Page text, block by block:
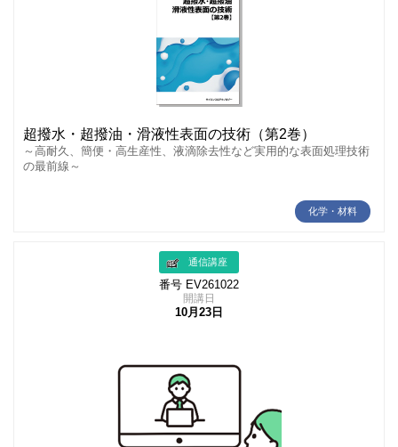
超撥水・超撥油・滑液性表面の技術（第2巻）
～高耐久、簡便・高生産性、液滴除去性など実用的な表面処理技術
の最前線～
化学・材料
通信講座
番号 EV261022
開講日
10月23日